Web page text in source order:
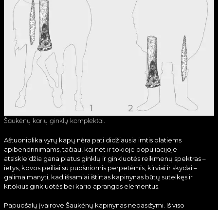
Šaukėnų karių ginklų komplektai.
Aštuoniolika vyrų kapų nėra pati didžiausia imtis platiems
apibendrinimams, tačiau, kai net ir tokioje populiacijoje
atsiskleidžia gana platus ginklų ir ginkluotės reikmenų spektras –
ietys, kovos peiliai su puošniomis perpetėmis, kirviai ir skydai –
galima manyti, kad išsamiai ištirtas kapinynas būtų suteikęs ir
kitokius ginkluotės bei kario aprangos elementus.
Papuošalų įvairove Šaukėnų kapinynas nepasižymi. Iš viso